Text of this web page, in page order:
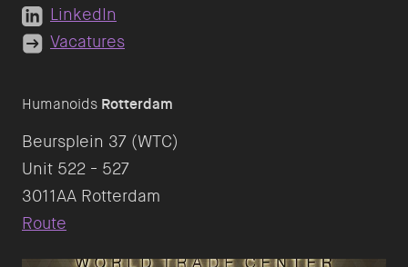
Humanoids Rotterdam
Beursplein 37 (WTC)
Unit 522 - 527
Route
LinkedIn
Vacatures